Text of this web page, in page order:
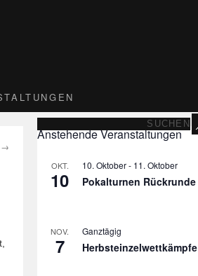
→
Anstehende Veranstaltungen
OKT.
10
10. Oktober- 11. Oktober
Pokalturnen Rückrunde
NOV.
7
Ganztägig
Herbsteinzelwettkämpfe